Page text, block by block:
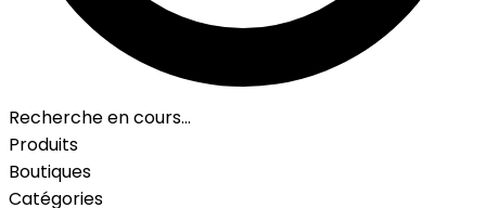
Recherche en cours…
Produits
Boutiques
Catégories